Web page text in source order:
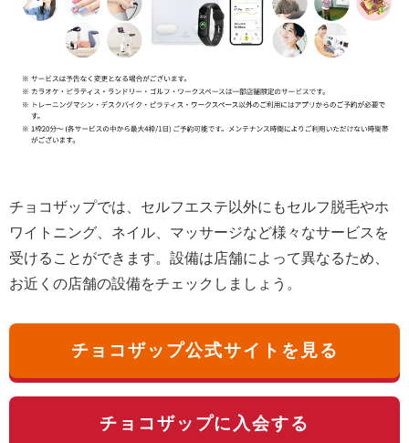
チョコザップでは、セルフエステ以外にもセルフ脱毛やホ
ワイトニング、ネイル、マッサージなど様々なサービスを
受けることができます。設備は店舗によって異なるため、
お近くの店舗の設備をチェックしましょう。
チョコザップ公式サイトを見る
チョコザップに入会する